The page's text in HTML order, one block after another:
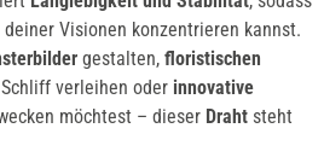
Visionen konzentrieren kannst.
gestalten, floristischen
verleihen oder innovative
möchtest – dieser Draht steht